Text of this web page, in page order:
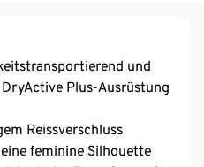
und
Plus-Ausrüstung
Reissverschluss
feminine Silhouette